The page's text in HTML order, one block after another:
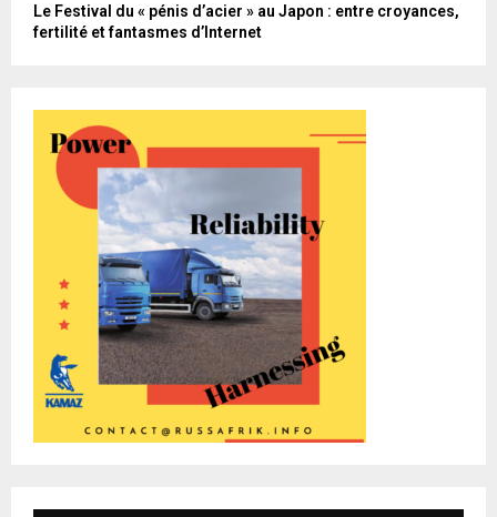
Le Festival du « pénis d’acier » au Japon : entre croyances,
fertilité et fantasmes d’Internet